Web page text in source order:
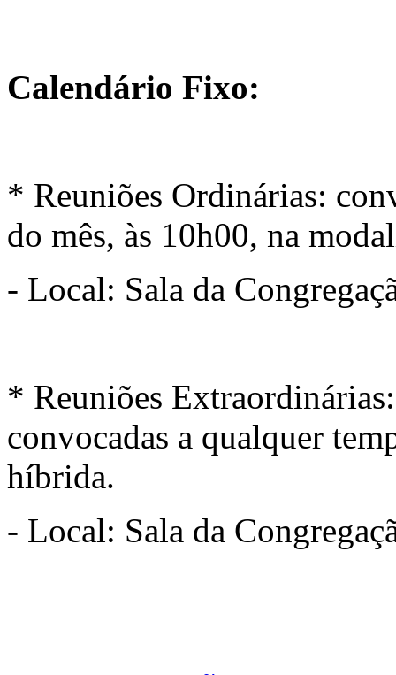
Calendário Fixo:
* Reuniões Ordinárias:
do mês, às 10h00, na
- Local: Sala da
* Reuniões
convocadas a qualquer
híbrida.
- Local: Sala da